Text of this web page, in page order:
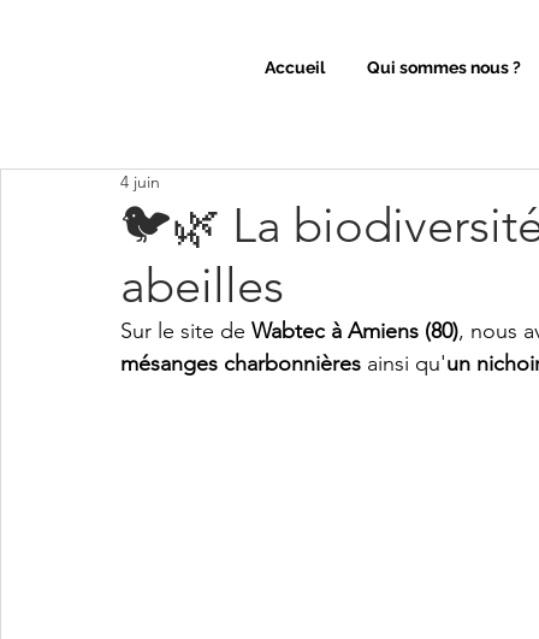
Accueil Qui sommes nous ?
🐦🌿 La
abeilles
4 juin
Sur le site de Wabtec à Amiens (80), nous
mésanges charbonnières ainsi qu'un